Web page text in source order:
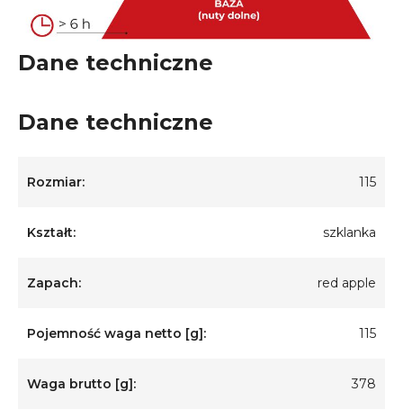
Dane techniczne
Dane techniczne
Rozmiar: 115
Kształt: szklanka
Zapach: red apple
Pojemność waga netto [g]: 115
Waga brutto [g]: 378